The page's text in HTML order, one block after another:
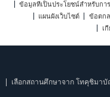
ข้อมูลที่เป็นประโยชน์สำหรับกา
แผนผังเว็บไซต์
ข้อตกล
เ
เลือกสถานศึกษาจาก โทคุชิมา